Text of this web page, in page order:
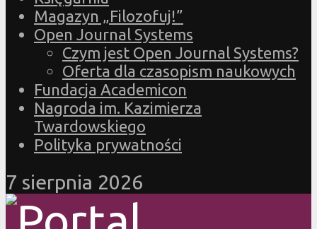
Magazyn „Filozofuj!”
Open Journal Systems
Czym jest Open Journal Systems?
Oferta dla czasopism naukowych
Fundacja Academicon
Nagroda im. Kazimierza
Twardowskiego
Polityka prywatności
7 sierpnia 2026